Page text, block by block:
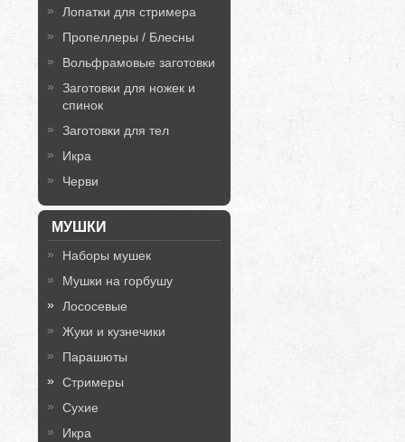
Лопатки для стримера
Пропеллеры / Блесны
Вольфрамовые заготовки
Заготовки для ножек и
спинок
Заготовки для тел
Икра
Черви
МУШКИ
Наборы мушек
Мушки на горбушу
Лососевые
Жуки и кузнечики
Парашюты
Стримеры
Сухие
Икра